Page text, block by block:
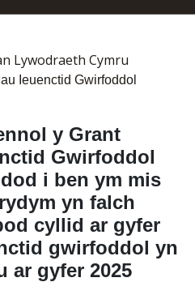
Lywodraeth Cymru
Ieuenctid Gwirfoddol
y Grant
Gwirfoddol
i ben ym mis
yn falch
cyllid ar gyfer
gwirfoddol yn
ar gyfer 2025